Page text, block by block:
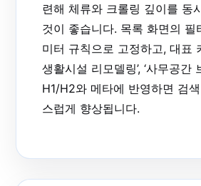
련해 체류와 크롤링 깊이를 동
것이 좋습니다. 목록 화면의 필
미터 규칙으로 고정하고, 대표
생활시설 리모델링’, ‘사무공간
H1/H2와 메타에 반영하면 검
스럽게 향상됩니다.